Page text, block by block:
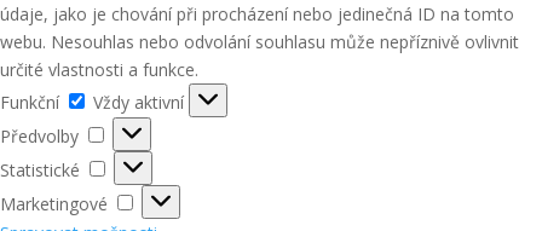
údaje, jako je chování při procházení nebo jedinečná ID na tomto
webu. Nesouhlas nebo odvolání souhlasu může nepříznivě ovlivnit
určité vlastnosti a funkce.
Funkční
Funkční
Vždy aktivní
Předvolby
Předvolby
Statistické
Statistické
Marketingové
Marketingové